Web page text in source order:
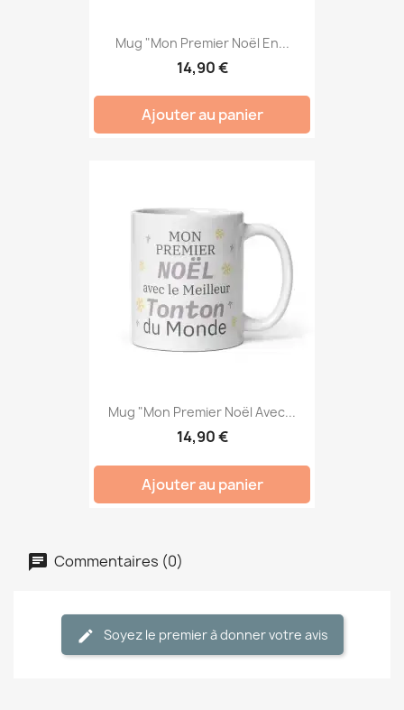
Mug "Mon Premier Noël En...
14,90 €
Ajouter au panier
Mug "Mon Premier Noël Avec...
14,90 €
Ajouter au panier
Commentaires (0)
Soyez le premier à donner votre avis